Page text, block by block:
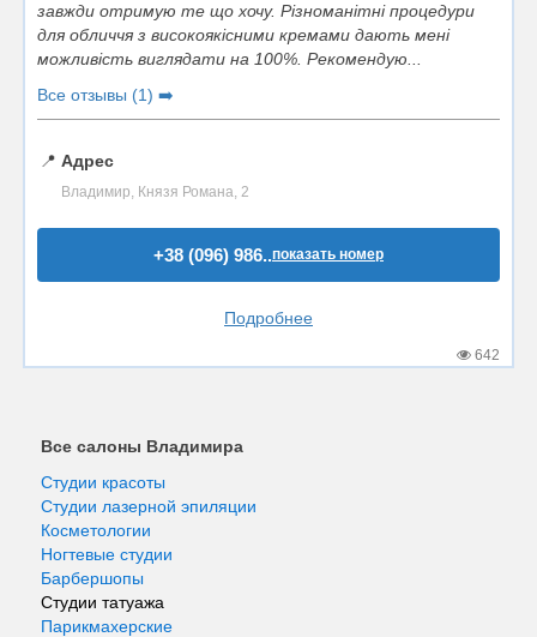
завжди отримую те що хочу. Різноманітні процедури
для обличчя з високоякісними кремами дають мені
можливість виглядати на 100%. Рекомендую...
Все отзывы (1) ➡️
📍 Адрес
Владимир, Князя Романа, 2
+38 (096) 986..показать номер
Подробнее
642
Все салоны Владимира
Студии красоты
Студии лазерной эпиляции
Косметологии
Ногтевые студии
Барбершопы
Студии татуажа
Парикмахерские